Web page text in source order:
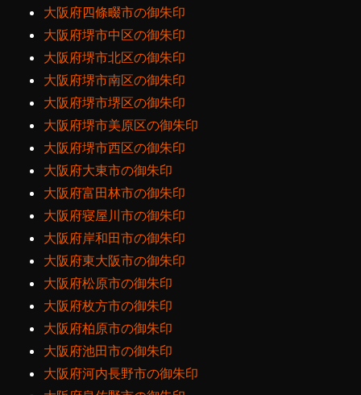
大阪府四條畷市の御朱印
大阪府堺市中区の御朱印
大阪府堺市北区の御朱印
大阪府堺市南区の御朱印
大阪府堺市堺区の御朱印
大阪府堺市美原区の御朱印
大阪府堺市西区の御朱印
大阪府大東市の御朱印
大阪府富田林市の御朱印
大阪府寝屋川市の御朱印
大阪府岸和田市の御朱印
大阪府東大阪市の御朱印
大阪府松原市の御朱印
大阪府枚方市の御朱印
大阪府柏原市の御朱印
大阪府池田市の御朱印
大阪府河内長野市の御朱印